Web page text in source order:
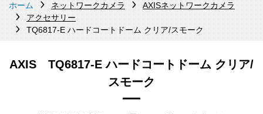
ホーム ネットワークカメラ
AXISネットワークカメラ
アクセサリー
TQ6817-E ハードコートドーム クリア/スモーク
AXIS TQ6817-E ハードコートドーム クリア/
スモーク